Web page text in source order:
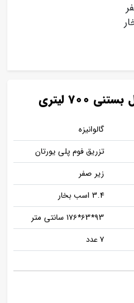
لیتری
گالوانیزه
تزریق فوم پلی یورتان
زیر صفر
3.4 اسب بخار
93*63*176 سانتی متر
7 عدد